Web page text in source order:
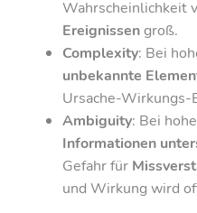
Wahrscheinlichkeit
Ereignissengroß.
Complexity: Bei
unbekannte
Ursache-Wirkungs-
Ambiguity: Bei
Informationen
Gefahr für
und Wirkung wird